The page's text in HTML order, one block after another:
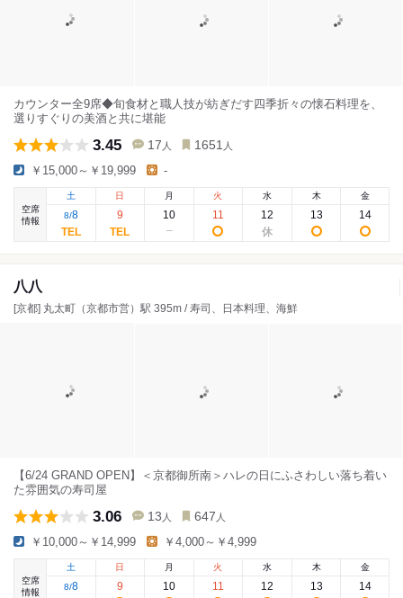
カウンター全9席◆旬食材と職人技が紡ぎだす四季折々の懐石料理を、
選りすぐりの美酒と共に堪能
3.45 17 人 1651 人
￥15,000～￥19,999 -
空席
情報
土
8/8
日
9
月
10
火
11
水
12
木
13
金
14
八八
[京都] 丸太町（京都市営）駅 395m / 寿司、日本料理、海鮮
【6/24 GRAND OPEN】＜京都御所南＞ハレの日にふさわしい落ち着い
た雰囲気の寿司屋
3.06 13 人 647 人
￥10,000～￥14,999 ￥4,000～￥4,999
空席
情報
土
8/8
日
9
月
10
火
11
水
12
木
13
金
14